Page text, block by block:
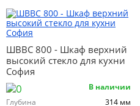
ШВВС 800 - Шкаф верхний
высокий стекло для кухни
София
В наличии
Глубина
314 мм